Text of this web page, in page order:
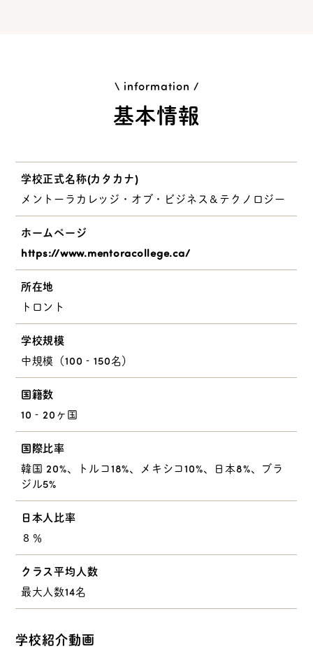
\ information /
基本情報
学校正式名称(カタカナ)
メントーラカレッジ・オブ・ビジネス＆テクノロジー
ホームページ
https://www.mentoracollege.ca/
所在地
トロント
学校規模
中規模（100‐150名）
国籍数
10‐20ヶ国
国際比率
韓国 20%、トルコ18%、メキシコ10%、日本8%、ブラ
ジル5%
日本人比率
８％
クラス平均人数
最大人数14名
学校紹介動画